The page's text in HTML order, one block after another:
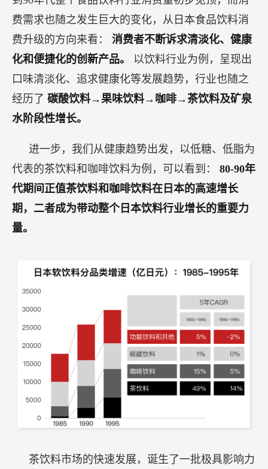
费需求也随之发生巨大的变化，从日本食品饮料消
费升级的方向来看： 消费者不断诉求清淡化、健康
化和便捷化的创新产品。 以饮料行业为例，呈现出
口味清淡化、追求健康化等发展趋势，行业也随之
经历了 碳酸饮料→果味饮料→咖啡→茶饮料及矿泉
水阶段性增长。
进一步，我们从健康趋势出发，以低糖、低脂为
代表的茶饮料和咖啡饮料为例，可以看到： 80-90年
代期间正值茶饮料和咖啡饮料在日本的高速增长
期，二者成为带动整个日本饮料行业增长的重要力
量。
茶饮料市场的快速发展，诞生了一批极具影响力